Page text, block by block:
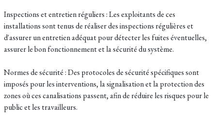
Inspections et entretien réguliers : Les exploitants de ces
installations sont tenus de réaliser des inspections régulières et
d'assurer un entretien adéquat pour détecter les fuites éventuelles,
assurer le bon fonctionnement et la sécurité du système.
Normes de sécurité : Des protocoles de sécurité spécifiques sont
imposés pour les interventions, la signalisation et la protection des
zones où ces canalisations passent, afin de réduire les risques pour le
public et les travailleurs.